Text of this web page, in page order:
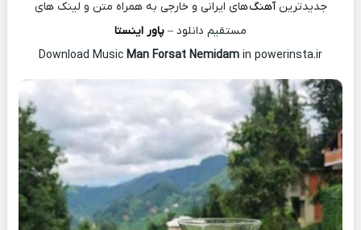
جدیدترینآهنگهای ایرانی و خارجی به همراه متن و لینک های
مستقیم دانلود – پاور اینستا
Download Music
Man Forsat Nemidam in powerinsta.ir